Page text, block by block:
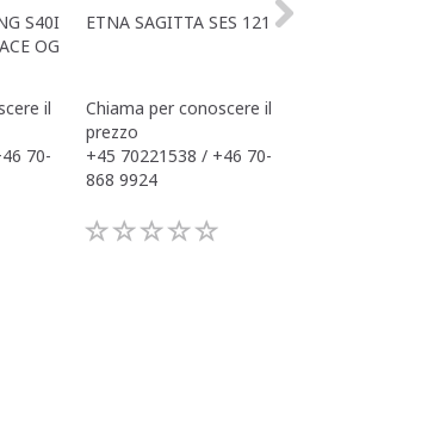
S40I
OG
il
70-
ETNA SAGITTA SES 121
Chiama per conoscere il
prezzo
+45 70221538 / +46 70-
868 9924